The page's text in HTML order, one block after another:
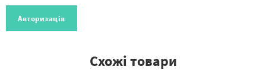
Авторизація
Схожі товари